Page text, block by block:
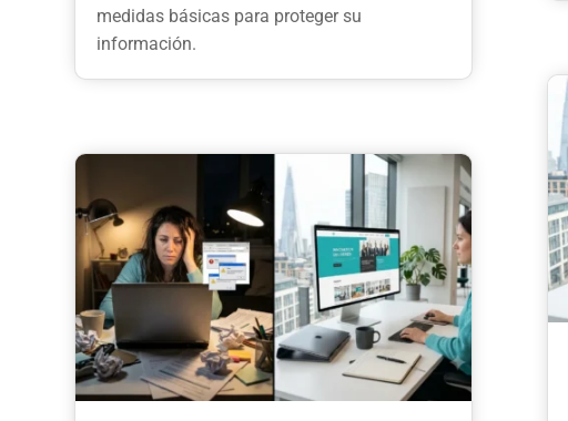
medidas básicas para proteger su
información.